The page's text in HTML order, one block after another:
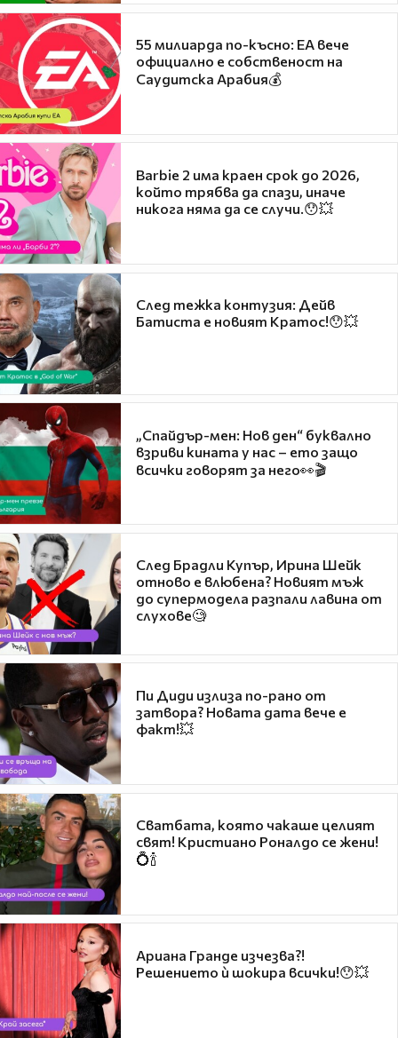
55 милиарда по-късно: EA вече
официално е собственост на
Саудитска Арабия💰
Barbie 2 има краен срок до 2026,
който трябва да спази, иначе
никога няма да се случи.😯💥
След тежка контузия: Дейв
Батиста е новият Кратос!😯💥
„Спайдър-мен: Нов ден“ буквално
взриви кината у нас – ето защо
всички говорят за него👀🎬
След Брадли Купър, Ирина Шейк
отново е влюбена? Новият мъж
до супермодела разпали лавина от
слухове🧐
Пи Диди излиза по-рано от
затвора? Новата дата вече е
факт!💥
Сватбата, която чакаше целият
свят! Кристиано Роналдо се жени!
💍🍾
Ариана Гранде изчезва?!
Решението ѝ шокира всички!😯💥